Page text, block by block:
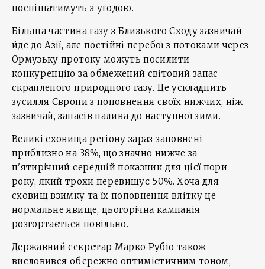
поспішатимуть з угодою.
Більша частина газу з Близького Сходу зазвичай
йде до Азії, але постійні перебої з потоками через
Ормузьку протоку можуть посилити
конкуренцію за обмежений світовий запас
скрапленого природного газу. Це ускладнить
зусилля Європи з поповнення своїх нижчих, ніж
зазвичай, запасів палива до наступної зими.
Великі сховища регіону зараз заповнені
приблизно на 38%, що значно нижче за
п'ятирічний середній показник для цієї пори
року, який трохи перевищує 50%. Хоча для
сховищ взимку та їх поповнення влітку це
нормальне явище, цьогорічна кампанія
розгортається повільно.
Державний секретар Марко Рубіо також
висловився обережно оптимістичним тоном,